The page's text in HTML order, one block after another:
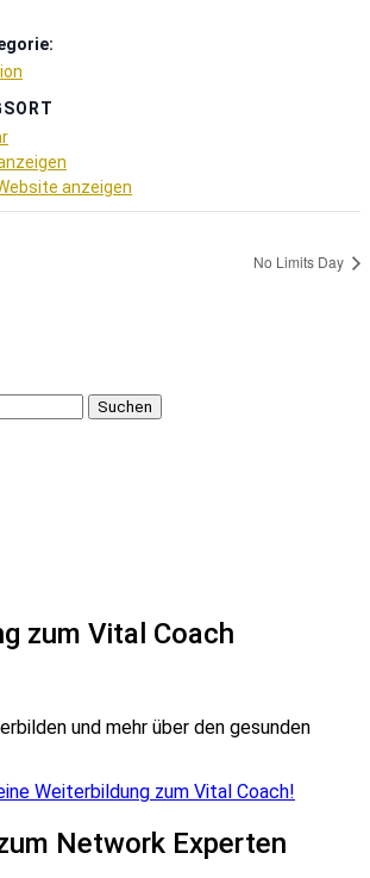
anzeigen
No Limits Day
zum Vital Coach
und mehr über den gesunden
Weiterbildung zum Vital Coach!
Network Experten